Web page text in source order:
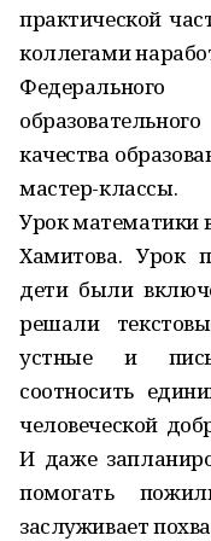
практической
коллегами
качества
мастер-классы.
Урок математики
Хамитова. Урок
дети были
решали
устные и
соотносить
человеческой
И даже
помогать
заслуживает